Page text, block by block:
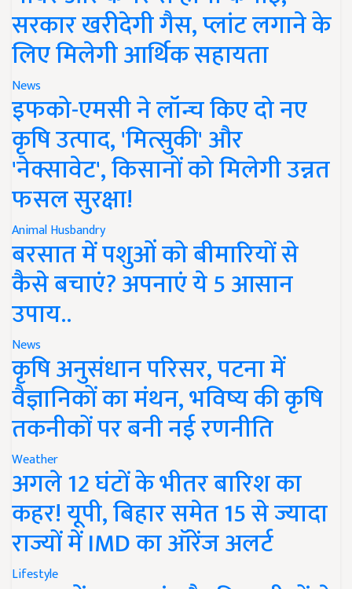
सरकार खरीदेगी गैस, प्लांट लगाने के
लिए मिलेगी आर्थिक सहायता
News
इफको-एमसी ने लॉन्च किए दो नए
कृषि उत्पाद, 'मित्सुकी' और
'नेक्सावेट', किसानों को मिलेगी उन्नत
फसल सुरक्षा!
Animal Husbandry
बरसात में पशुओं को बीमारियों से
कैसे बचाएं? अपनाएं ये 5 आसान
उपाय..
News
कृषि अनुसंधान परिसर, पटना में
वैज्ञानिकों का मंथन, भविष्य की कृषि
तकनीकों पर बनी नई रणनीति
Weather
अगले 12 घंटों के भीतर बारिश का
कहर! यूपी, बिहार समेत 15 से ज्यादा
राज्यों में IMD का ऑरेंज अलर्ट
Lifestyle